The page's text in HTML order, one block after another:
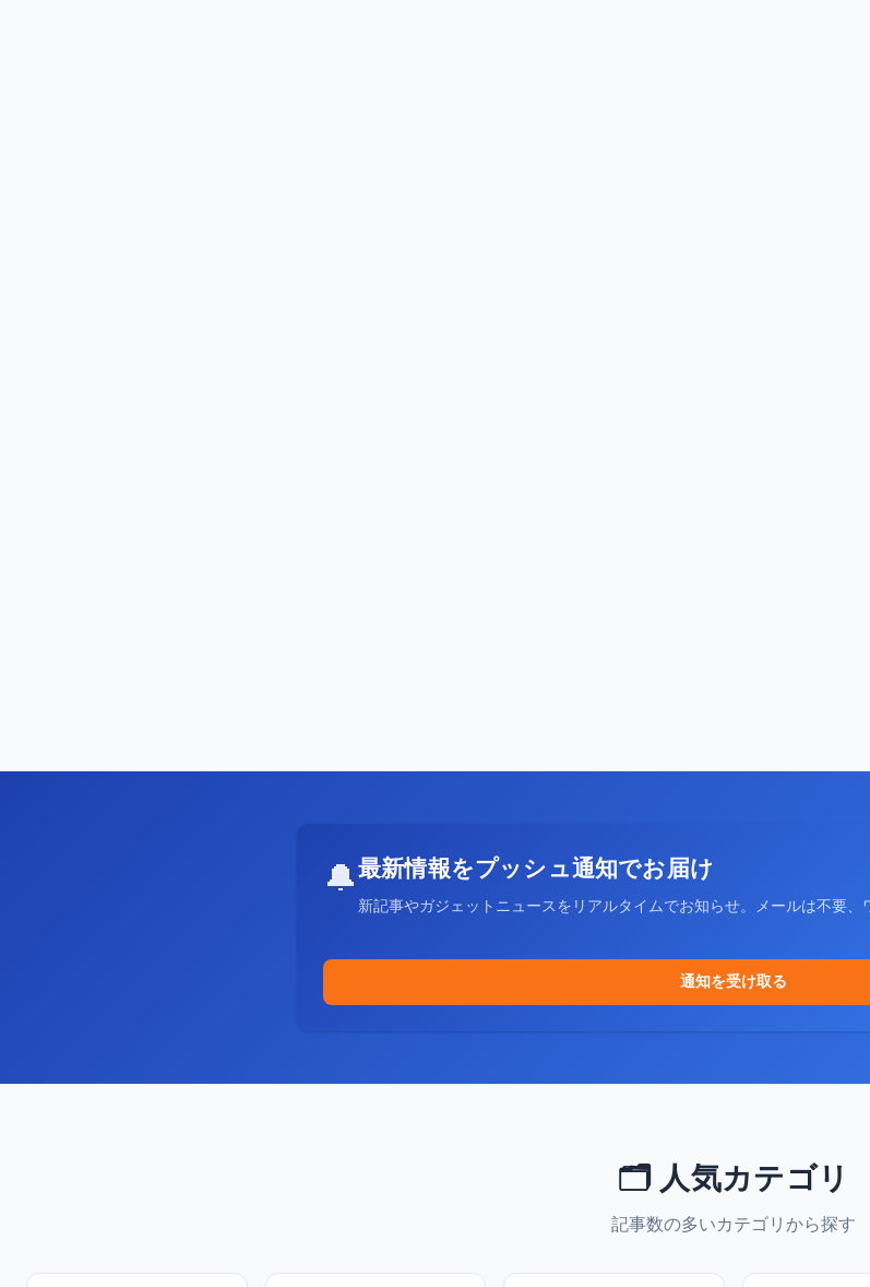
🔔最新情報をプッシュ通知でお届け
新記事やガジェットニュースをリアルタイムでお知らせ。メールは不要、
通知を受け取る
🗂️ 人気カテゴリ
記事数の多いカテゴリから探す